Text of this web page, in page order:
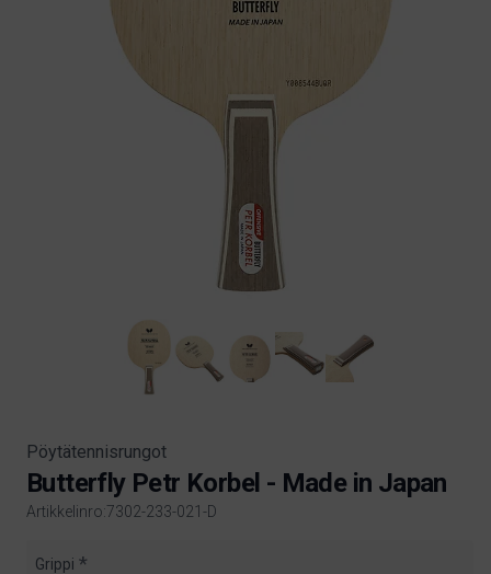
Pöytätennisrungot
Butterfly Petr Korbel - Made in Japan
Artikkelinro:7302-233-021-D
Product information
Grippi